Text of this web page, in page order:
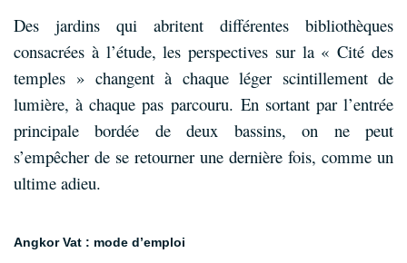
Des jardins qui abritent différentes bibliothèques
consacrées à l’étude, les perspectives sur la « Cité des
temples » changent à chaque léger scintillement de
lumière, à chaque pas parcouru. En sortant par l’entrée
principale bordée de deux bassins, on ne peut
s’empêcher de se retourner une dernière fois, comme un
ultime adieu.
Angkor Vat : mode d’emploi